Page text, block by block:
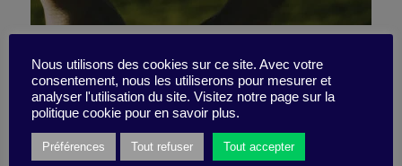
Ne croyez pas tout ce que
l’IA vous dit !
11 mars 2024
Nous utilisons des cookies sur ce site. Avec votre
consentement, nous les utiliserons pour mesurer et
analyser l'utilisation du site. Visitez notre page sur la
politique cookie pour en savoir plus.
Préférences Tout refuser Tout accepter